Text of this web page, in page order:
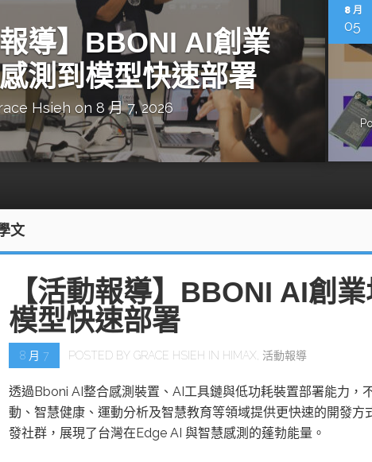
英特爾技術驅動醫療外骨骼解決方案
【活
人應
器人
推探OpenAI Codex Micro專屬控
制器
TensorFlow vs. PyTorch：AI框架
導】BBONI AI創業
測到模型快速部署
Hsieh on 8 月 7, 2026
8 月
05
文
【活動報導】BBONI AI創
模型快速部署
8 月 7 POSTED BY GRACE HSIEH IN HIMAX 活動報導
透過Bboni AI整合感測裝置、AI工具鏈與低功耗裝置部署能力，
動、智慧健康、運動分析及智慧教育等領域提供更快速的開發方
發社群，展現了台灣在Edge AI 與智慧感測的蓬勃能量。